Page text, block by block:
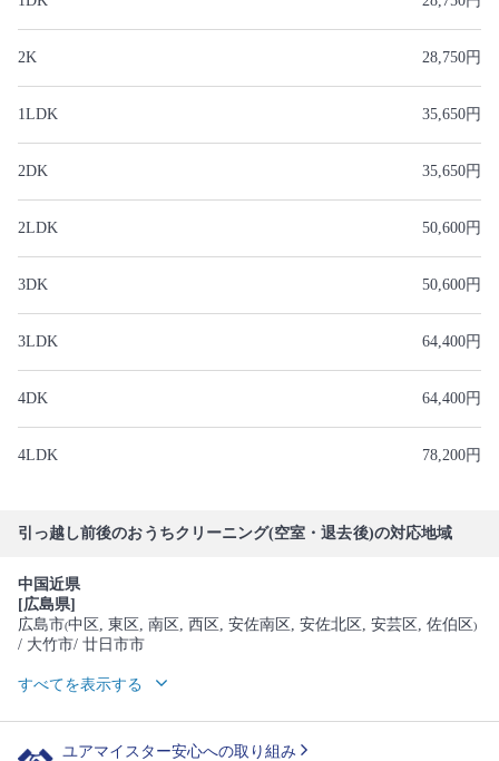
2K 28,750円
1LDK 35,650円
2DK 35,650円
2LDK 50,600円
3DK 50,600円
3LDK 64,400円
4DK 64,400円
4LDK 78,200円
引っ越し前後のおうちクリーニング(空室・退去後)の対応地域
中国近県
[広島県]
広島市(中区 , 東区 , 南区 , 西区 , 安佐南区 , 安佐北区 , 安芸区 , 佐伯区)
/ 大竹市/ 廿日市市
すべてを表示する
ユアマイスター安心への取り組み